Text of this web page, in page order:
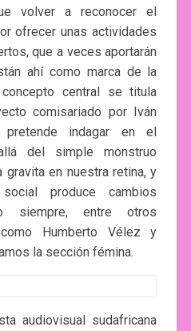
volver a reconocer el
ofrecer unas actividades
que a veces aportarán
ahí como marca de la
central se titula
comisariado por Iván
pretende indagar en el
del simple monstruo
en nuestra retina, y
produce cambios
siempre, entre otros
Humberto Vélez y
la sección fémina.
audiovisual sudafricana